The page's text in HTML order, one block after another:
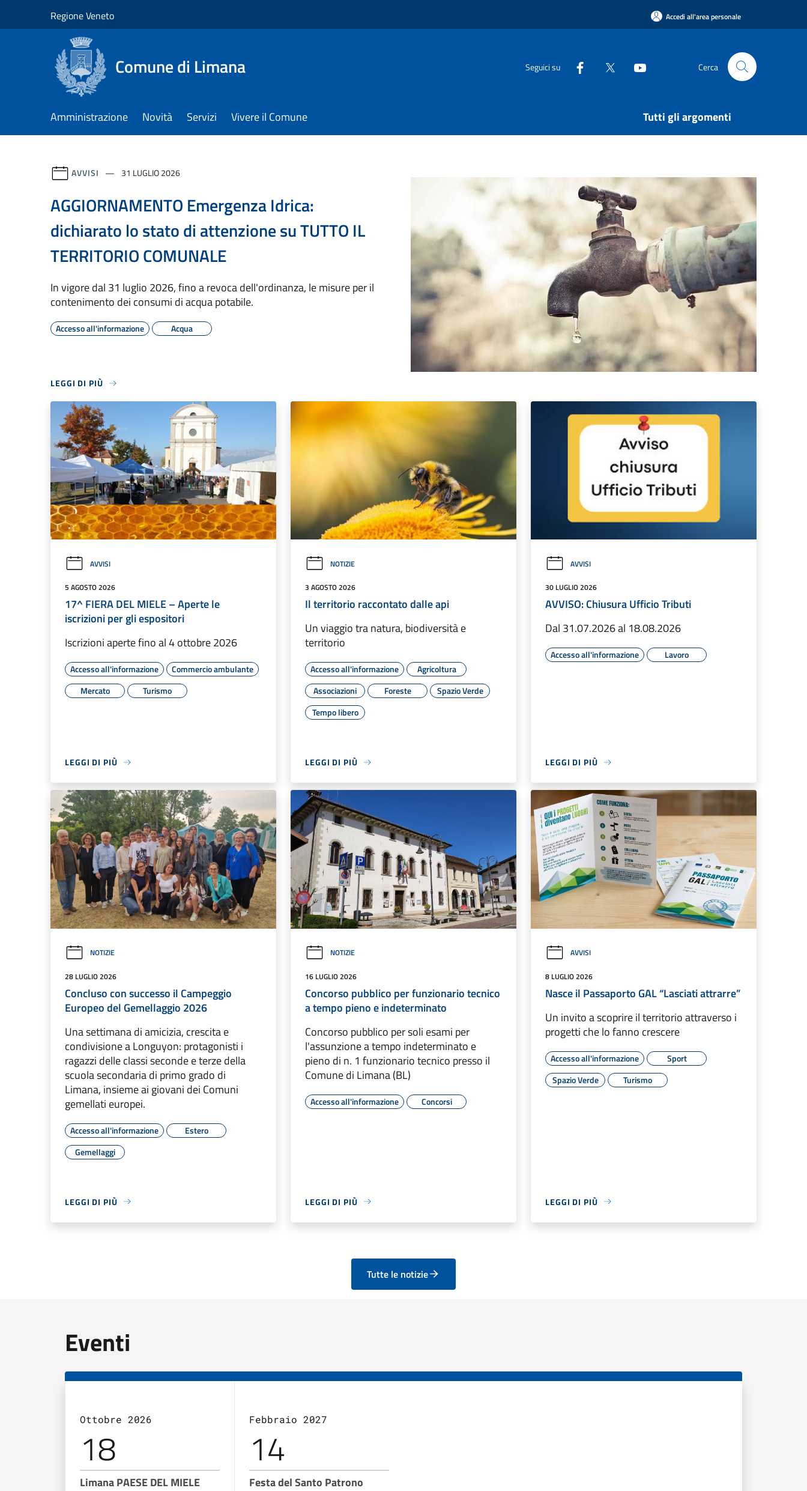
Regione Veneto Accedi all'area personale
Comune di Limana Seguici su Cerca
Amministrazione Novità Servizi Vivere il Comune Tutti gli argomenti
AVVISI 31 LUGLIO 2026
AGGIORNAMENTO Emergenza Idrica:
dichiarato lo stato di attenzione su TUTTO IL
TERRITORIO COMUNALE
In vigore dal 31 luglio 2026, fino a revoca dell'ordinanza, le misure per il
contenimento dei consumi di acqua potabile.
Accesso all'informazione Acqua
LEGGI DI PIÙ
AVVISI
5 AGOSTO 2026
17^ FIERA DEL MIELE – Aperte le
iscrizioni per gli espositori
Iscrizioni aperte fino al 4 ottobre 2026
Accesso all'informazione
Commercio ambulante
Mercato
Turismo
LEGGI DI PIÙ
NOTIZIE
3 AGOSTO 2026
Il territorio raccontato dalle api
Un viaggio tra natura, biodiversità e
territorio
Accesso all'informazione
Agricoltura
Associazioni
Foreste
Spazio Verde
Tempo libero
LEGGI DI PIÙ
AVVISI
30 LUGLIO 2026
AVVISO: Chiusura Ufficio Tributi
Dal 31.07.2026 al 18.08.2026
Accesso all'informazione Lavoro
LEGGI DI PIÙ
NOTIZIE
28 LUGLIO 2026
Concluso con successo il Campeggio
Europeo del Gemellaggio 2026
Una settimana di amicizia, crescita e
condivisione a Longuyon: protagonisti i
ragazzi delle classi seconde e terze della
scuola secondaria di primo grado di
Limana, insieme ai giovani dei Comuni
gemellati europei.
Accesso all'informazione
Estero
Gemellaggi
LEGGI DI PIÙ
NOTIZIE
16 LUGLIO 2026
Concorso pubblico per funzionario tecnico
a tempo pieno e indeterminato
Concorso pubblico per soli esami per
l'assunzione a tempo indeterminato e
pieno di n. 1 funzionario tecnico presso il
Comune di Limana (BL)
Accesso all'informazione Concorsi
LEGGI DI PIÙ
AVVISI
8 LUGLIO 2026
Nasce il Passaporto GAL “Lasciati attrarre”
Un invito a scoprire il territorio attraverso i
progetti che lo fanno crescere
Accesso all'informazione
Sport
Spazio Verde
Turismo
LEGGI DI PIÙ
Tutte le notizie
Eventi
Ottobre 2026
18
Limana PAESE DEL MIELE
Febbraio 2027
14
Festa del Santo Patrono